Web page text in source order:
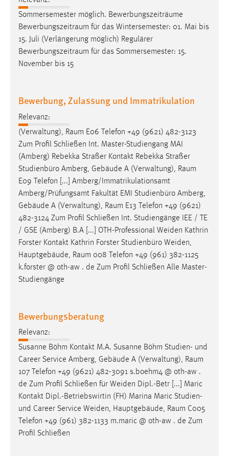
Sommersemester möglich. Bewerbungszeiträume
Bewerbungszeitraum für das Wintersemester: 01. Mai bis
15. Juli (Verlängerung möglich) Regulärer
Bewerbungszeitraum für das Sommersemester: 15.
November bis 15
Bewerbung, Zulassung und Immatrikulation
Relevanz:
(Verwaltung), Raum E06 Telefon +49 (9621) 482-3123
Zum Profil Schließen Int. Master-Studiengang MAI
(Amberg) Rebekka Straßer Kontakt Rebekka Straßer
Studienbüro Amberg, Gebäude A (Verwaltung), Raum
E09 Telefon [...] Amberg/Immatrikulationsamt
Amberg/Prüfungsamt Fakultät EMI Studienbüro Amberg,
Gebäude A (Verwaltung), Raum E13 Telefon +49 (9621)
482-3124 Zum Profil Schließen Int. Studiengänge IEE / TE
/ GSE (Amberg) B.A [...] OTH-Professional Weiden Kathrin
Forster Kontakt Kathrin Forster Studienbüro Weiden,
Hauptgebäude, Raum 008 Telefon +49 (961) 382-1125
k.forster @ oth-aw . de Zum Profil Schließen Alle Master-
Studiengänge
Bewerbungsberatung
Relevanz:
Susanne Böhm Kontakt M.A. Susanne Böhm Studien- und
Career Service Amberg, Gebäude A (Verwaltung), Raum
107 Telefon +49 (9621) 482-3091 s.boehm4 @ oth-aw .
de Zum Profil Schließen für Weiden Dipl.-Betr [...] Maric
Kontakt Dipl.-Betriebswirtin (FH) Marina Maric Studien-
und Career Service Weiden, Hauptgebäude, Raum C005
Telefon +49 (961) 382-1133 m.maric @ oth-aw . de Zum
Profil Schließen